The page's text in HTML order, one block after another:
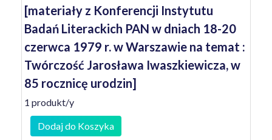
[materiały z Konferencji Instytutu
Badań Literackich PAN w dniach 18-20
czerwca 1979 r. w Warszawie na temat :
Twórczość Jarosława Iwaszkiewicza, w
85 rocznicę urodzin]
1 produkt/y
Dodaj do Koszyka